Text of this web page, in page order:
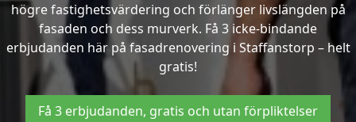
högre fastighetsvärdering och förlänger livslängden på
fasaden och dess murverk. Få 3 icke-bindande
erbjudanden här på fasadrenovering i Staffanstorp – helt
gratis!
Få 3 erbjudanden, gratis och utan förpliktelser